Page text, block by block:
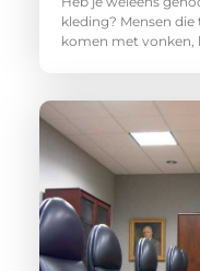
kleding? Mensen
komen met vonken,